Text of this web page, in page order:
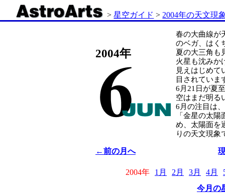
>星空ガイド > 2004年の天文現
2004年
春の大曲線が
のベガ、はく
夏の大三角も
火星も沈みか
見えはじめて
目されていま
6月21日が夏
空はまだ明る
6月の注目は
「金星の太
め、太陽面を
りの天文現象
←前の月へ
2004年 1月 2月 3月 4月
今月の